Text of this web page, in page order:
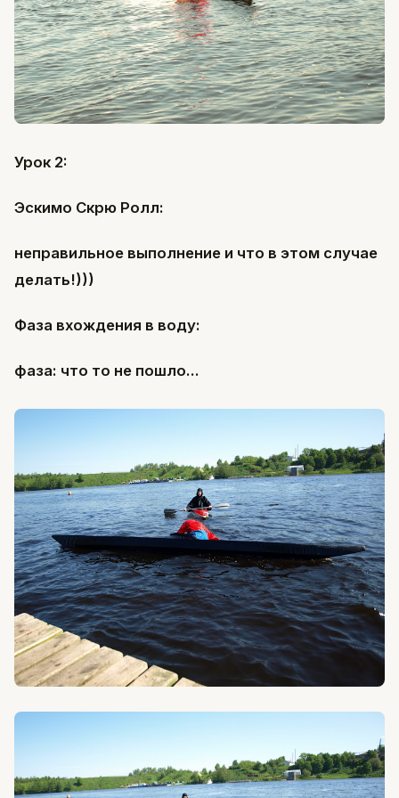
Урок 2:
Эскимо Скрю Ролл:
неправильное выполнение и что в этом случае
делать!)))
Фаза вхождения в воду:
фаза: что то не пошло...